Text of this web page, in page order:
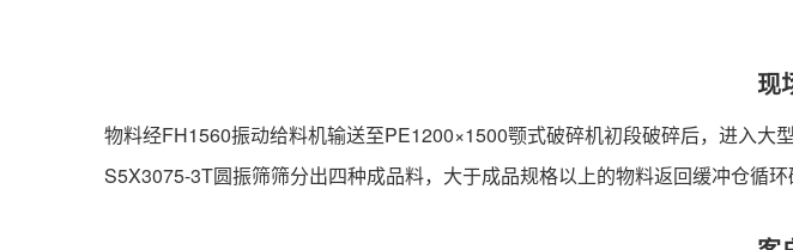
现
物料经FH1560振动给料机输送至PE1200×1500颚式破碎机初段破碎后，进入
S5X3075-3T圆振筛筛分出四种成品料，大于成品规格以上的物料返回缓冲仓循环